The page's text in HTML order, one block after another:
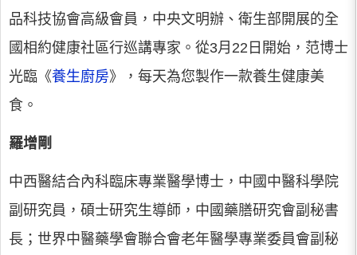
品科技協會高級會員，中央文明辦、衛生部開展的全
國相約健康社區行巡講專家。從3月22日開始，范博士
光臨《養生廚房》，每天為您製作一款養生健康美
食。
羅增剛
中西醫結合內科臨床專業醫學博士，中國中醫科學院
副研究員，碩士研究生導師，中國藥膳研究會副秘書
長；世界中醫藥學會聯合會老年醫學專業委員會副秘